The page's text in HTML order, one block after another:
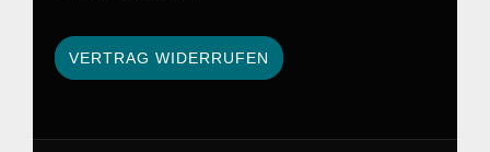
VERTRAG WIDERRUFEN